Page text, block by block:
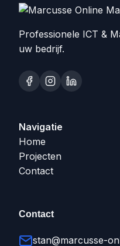
Professionele ICT &
uw bedrijf.
Navigatie
Home
Projecten
Contact
Contact
stan@marcusse-